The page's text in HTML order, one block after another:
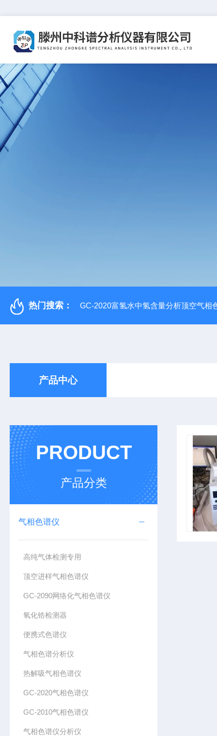
热门搜索： GC-2020富氢水中氢含量分析顶空气相
产品中心
PRODUCT
产品分类
气相色谱仪
高纯气体检测专用
顶空进样气相色谱仪
GC-2090网络化气相色谱仪
氧化锆检测器
便携式色谱仪
气相色谱分析仪
热解吸气相色谱仪
GC-2020气相色谱仪
GC-2010气相色谱仪
气相色谱仪分析仪